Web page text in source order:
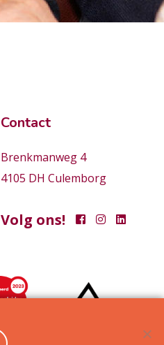
Contact
Brenkmanweg 4
4105 DH Culemborg
Volg ons!